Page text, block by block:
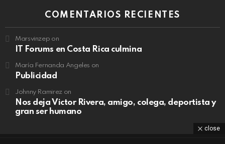
COMENTARIOS RECIENTES
Marsvinzep on
IT Forums en Costa Rica culmina
María Fernanda Angeles on
Publicidad
Johnny Ramirezon
Nos deja Victor Rivera, amigo, colega, deportista y
gran ser humano
close